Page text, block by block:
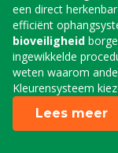
een direct
efficiënt
bioveiligheid
ingewikkelde
weten waarom
Kleurensysteem
Lees meer